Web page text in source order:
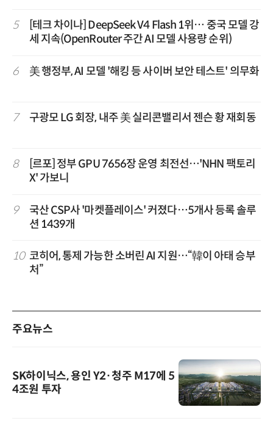
5
[테크 차이나] DeepSeek V4 Flash 1위… 중국 모델 강
세 지속(OpenRouter 주간 AI 모델 사용량 순위)
6 美 행정부, AI 모델 '해킹 등 사이버 보안 테스트' 의무화
7 구광모 LG 회장, 내주 美 실리콘밸리서 젠슨 황 재회동
8
[르포] 정부 GPU 7656장 운영 최전선…'NHN 팩토리
X' 가보니
9
국산 CSP사 '마켓플레이스' 커졌다…5개사 등록 솔루
션 1439개
10 코히어, 통제 가능한 소버린 AI 지원…“韓이 아태 승부
처”
주요뉴스
SK하이닉스, 용인 Y2·청주 M17에 5
4조원 투자